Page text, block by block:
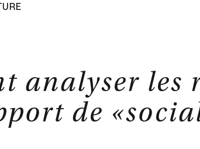
analyser les
de «s